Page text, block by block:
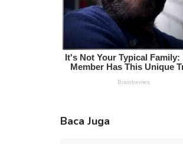
Baca Juga